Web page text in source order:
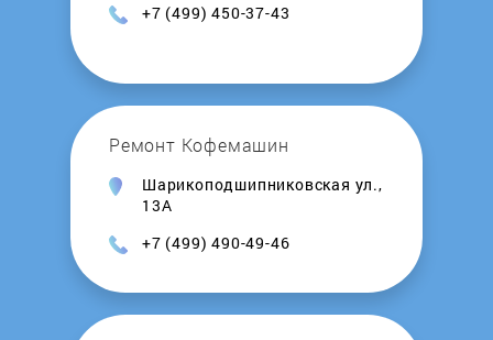
Immergas
Intois
Junker
Kedr
+7 (499) 450-37-43
Ремонт Кофемашин
Шарикоподшипниковская ул.,
13А
+7 (499) 490-49-46